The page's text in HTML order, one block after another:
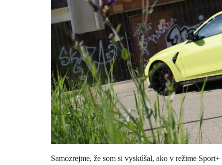
Samozrejme, že som si vyskúšal, ako v režime